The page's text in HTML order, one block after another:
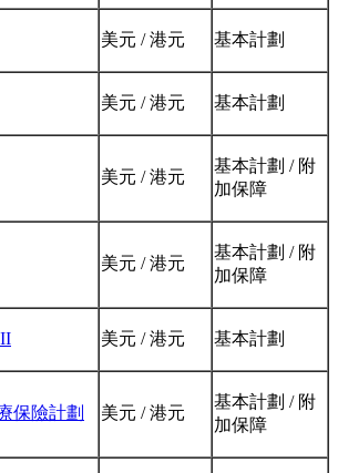
美元 / 港元 基本計劃
美元 / 港元 基本計劃
美元 / 港元
基本計劃 / 附
加保障
美元 / 港元
基本計劃 / 附
加保障
美元 / 港元 基本計劃
保險計劃 美元 / 港元
基本計劃 / 附
加保障